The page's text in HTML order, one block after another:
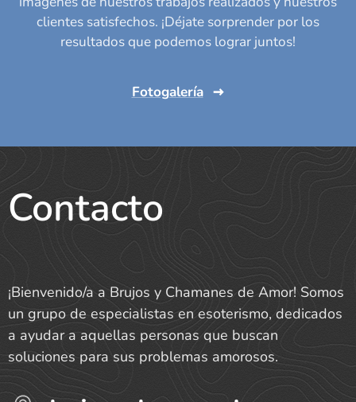
clientes satisfechos. ¡Déjate sorprender por los
resultados que podemos lograr juntos!
Fotogalería
Contacto
¡Bienvenido/a a Brujos y Chamanes de Amor! Somos
un grupo de especialistas en esoterismo, dedicados
a ayudar a aquellas personas que buscan
soluciones para sus problemas amorosos.